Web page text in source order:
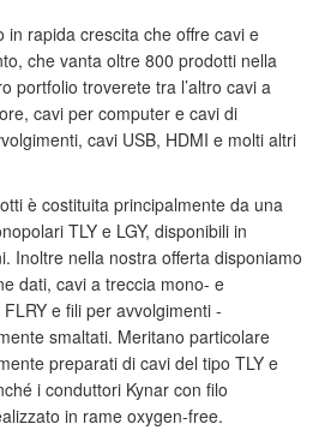
in rapida crescita che offre cavi e
che vanta oltre 800 prodotti nella
portfolio troverete tra l’altro cavi a
cavi per computer e cavi di
cavi USB, HDMI e molti altri
è costituita principalmente da una
TLY e LGY, disponibili in
Inoltre nella nostra offerta disponiamo
dati, cavi a treccia mono- e
e fili per avvolgimenti -
smaltati. Meritano particolare
preparati di cavi del tipo TLY e
i conduttori Kynar con filo
in rame oxygen-free.